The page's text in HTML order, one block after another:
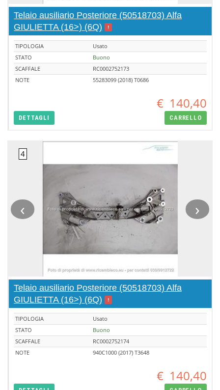
Telaio ausiliario Posteriore (50518703) Alfa
GIULIETTA (16>) (6Q)
!
TIPOLOGIA
Usato
STATO
Buono
SCAFFALE
RC0002752173
NOTE
55283099 (2018) T0686
€ 140,40
DETTAGLI CARRELLO
‹ ›
Telaio ausiliario Posteriore (50518703) Alfa
GIULIETTA (16>) (6Q)
!
TIPOLOGIA
Usato
STATO
Buono
SCAFFALE
RC0002752174
NOTE
940C1000 (2017) T3648
€ 140,40